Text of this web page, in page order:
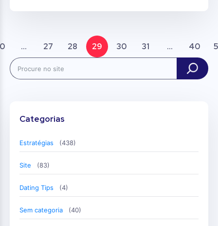
... 27 28 29 30 31 ... 40
Search
Categorias
Estratégias (438)
Site (83)
Dating Tips (4)
Sem categoria (40)